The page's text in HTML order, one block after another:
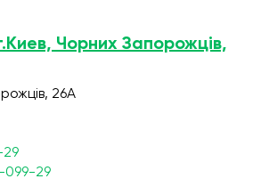
Чорних Запорожців,
26А
29
099-29